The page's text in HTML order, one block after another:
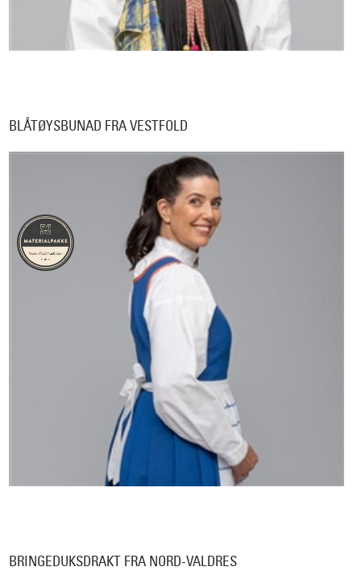
BLÅTØYSBUNAD FRA VESTFOLD
BRINGEDUKSDRAKT FRA NORD-VALDRES